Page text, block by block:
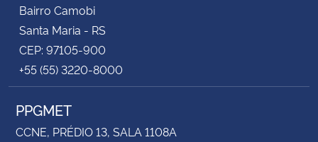
Bairro Camobi
Santa Maria - RS
CEP: 97105-900
+55 (55) 3220-8000
PPGMET
CCNE, PRÉDIO 13, SALA 1108A